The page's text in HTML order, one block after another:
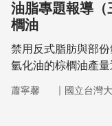
油脂專題報導（
櫚油
禁用反式脂肪與部
氫化油的棕櫚油產
續增加，主要的進
蕭寧馨 ｜ 國立台灣